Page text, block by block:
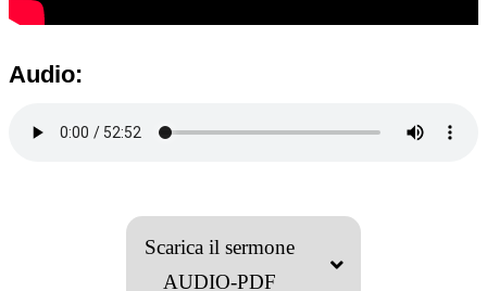
Audio:
Scarica il sermone
AUDIO-PDF